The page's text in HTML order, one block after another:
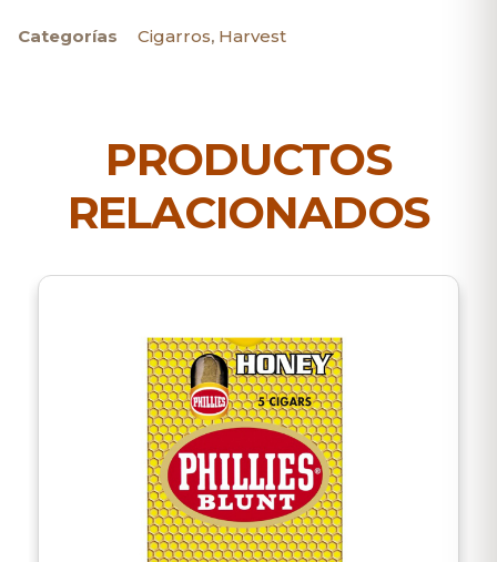
Categorías Cigarros, Harvest
PRODUCTOS
RELACIONADOS